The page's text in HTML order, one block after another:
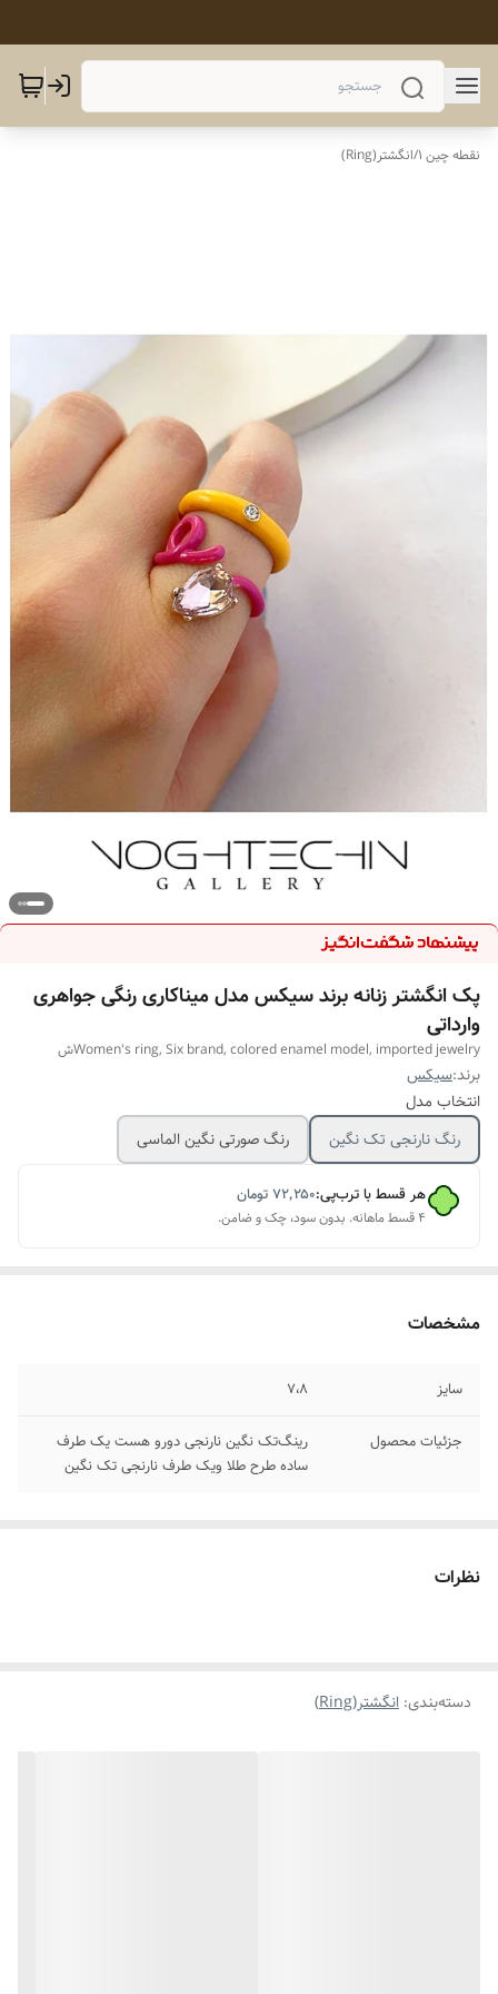
نقطه چین 1 /انگشتر(Ring)
پک انگشتر زنانه برند سیکس مدل میناکاری رنگی جواهری
وارداتی
Women's ring, Six brand, colored enamel model, imported jewelryش
برند:سیکس
انتخاب مدل
رنگ نارنجی تک نگین
رنگ صورتی نگین الماسی
هر قسط با ترب‌پی:۷۲٬۲۵۰تومان
۴ قسط ماهانه. بدون سود، چک و ضامن.
مشخصات
سایز ۷،۸
جزئیات محصول
رینگ‌تک نگین نارنجی دورو هست یک طرف
ساده طرح طلا ویک طرف نارنجی تک نگین
نظرات
دسته‌بندی: انگشتر(Ring)